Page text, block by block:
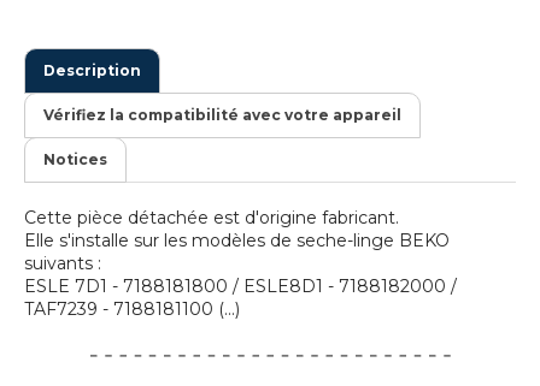
Description
Vérifiez la compatibilité avec votre appareil
Notices
Cette pièce détachée est d'origine fabricant.
Elle s'installe sur les modèles de seche-linge BEKO
suivants :
ESLE 7D1 - 7188181800 / ESLE8D1 - 7188182000 /
TAF7239 - 7188181100 (...)